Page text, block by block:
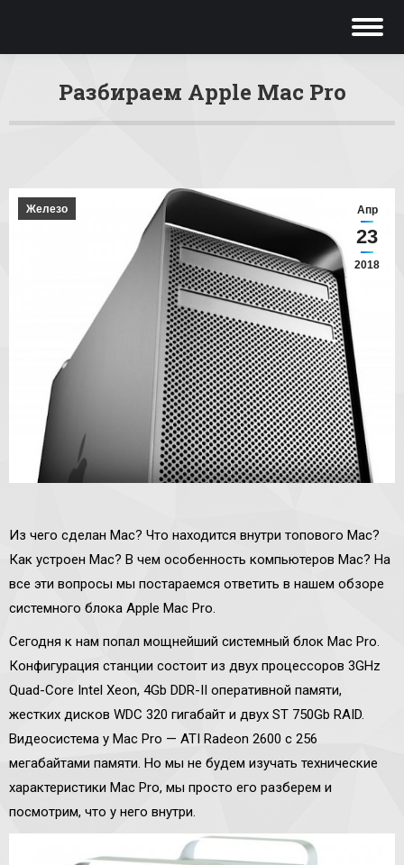
Разбираем Apple Mac Pro
Апр
23
2018
Железо
Из чего сделан Mac? Что находится внутри топового Mac?
Как устроен Mac? В чем особенность компьютеров Mac? На
все эти вопросы мы постараемся ответить в нашем обзоре
системного блока Apple Mac Pro.
Сегодня к нам попал мощнейший системный блок Mac Pro.
Конфигурация станции состоит из двух процессоров 3GHz
Quad-Core Intel Xeon, 4Gb DDR-II оперативной памяти,
жестких дисков WDC 320 гигабайт и двух ST 750Gb RAID.
Видеосистема у Mac Pro — ATI Radeon 2600 c 256
мегабайтами памяти. Но мы не будем изучать технические
характеристики Mac Pro, мы просто его разберем и
посмотрим, что у него внутри.